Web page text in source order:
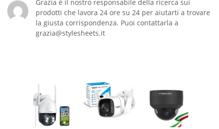
Grazia è il nostro responsabile della ricerca sui
prodotti che lavora 24 ore su 24 per aiutarti a trovare
la giusta corrispondenza. Puoi contattarla a
grazia@stylesheets.it